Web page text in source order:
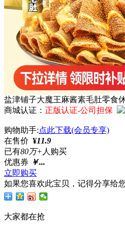
盐津铺子大魔王麻酱素毛肚零食
商城认证： 正版认证-公司担保
购物助手:点此下载(会员专享)
在售价 ¥11.9
已有80万+ 人购买
优惠券 ￥...
立即购买
如果您喜欢此宝贝，记得分享给
大家都在抢